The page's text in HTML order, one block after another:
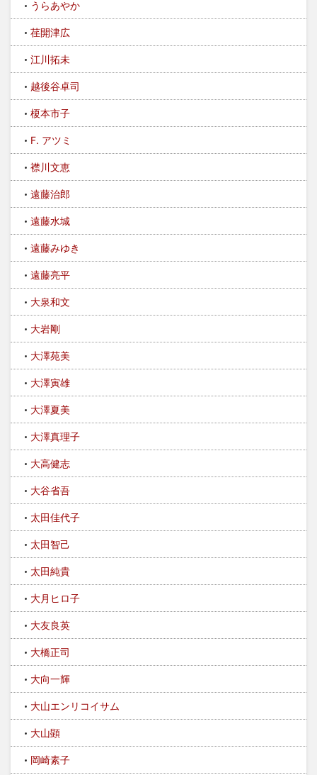
うらあやか
荏開津広
江川拓未
越後谷卓司
榎本市子
F. アツミ
襟川文恵
遠藤治郎
遠藤水城
遠藤みゆき
遠藤亮平
大泉和文
大岩剛
大澤苑美
大澤寅雄
大澤夏美
大澤真理子
大高健志
大谷省吾
太田佳代子
太田智己
太田純貴
大月ヒロ子
大友良英
大橋正司
大向一輝
大山エンリコイサム
大山顕
岡崎素子